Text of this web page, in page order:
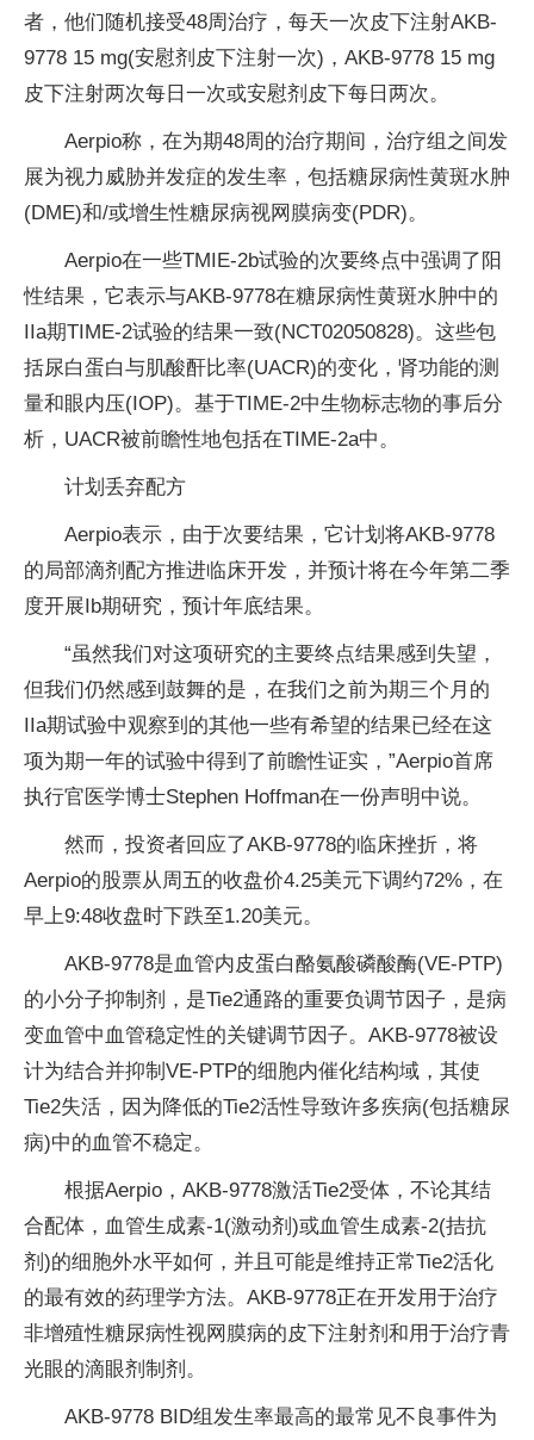
者，他们随机接受48周治疗，每天一次皮下注射AKB-
9778 15 mg(安慰剂皮下注射一次)，AKB-9778 15 mg
皮下注射两次每日一次或安慰剂皮下每日两次。
Aerpio称，在为期48周的治疗期间，治疗组之间发
展为视力威胁并发症的发生率，包括糖尿病性黄斑水肿
(DME)和/或增生性糖尿病视网膜病变(PDR)。
Aerpio在一些TMIE-2b试验的次要终点中强调了阳
性结果，它表示与AKB-9778在糖尿病性黄斑水肿中的
IIa期TIME-2试验的结果一致(NCT02050828)。这些包
括尿白蛋白与肌酸酐比率(UACR)的变化，肾功能的测
量和眼内压(IOP)。基于TIME-2中生物标志物的事后分
析，UACR被前瞻性地包括在TIME-2a中。
计划丢弃配方
Aerpio表示，由于次要结果，它计划将AKB-9778
的局部滴剂配方推进临床开发，并预计将在今年第二季
度开展Ib期研究，预计年底结果。
“虽然我们对这项研究的主要终点结果感到失望，
但我们仍然感到鼓舞的是，在我们之前为期三个月的
IIa期试验中观察到的其他一些有希望的结果已经在这
项为期一年的试验中得到了前瞻性证实，”Aerpio首席
执行官医学博士Stephen Hoffman在一份声明中说。
然而，投资者回应了AKB-9778的临床挫折，将
Aerpio的股票从周五的收盘价4.25美元下调约72%，在
早上9:48收盘时下跌至1.20美元。
AKB-9778是血管内皮蛋白酪氨酸磷酸酶(VE-PTP)
的小分子抑制剂，是Tie2通路的重要负调节因子，是病
变血管中血管稳定性的关键调节因子。AKB-9778被设
计为结合并抑制VE-PTP的细胞内催化结构域，其使
Tie2失活，因为降低的Tie2活性导致许多疾病(包括糖尿
病)中的血管不稳定。
根据Aerpio，AKB-9778激活Tie2受体，不论其结
合配体，血管生成素-1(激动剂)或血管生成素-2(拮抗
剂)的细胞外水平如何，并且可能是维持正常Tie2活化
的最有效的药理学方法。AKB-9778正在开发用于治疗
非增殖性糖尿病性视网膜病的皮下注射剂和用于治疗青
光眼的滴眼剂制剂。
AKB-9778 BID组发生率最高的最常见不良事件为